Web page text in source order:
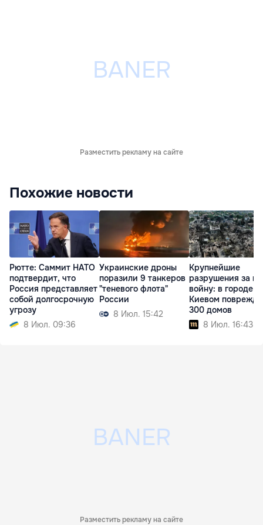
Разместить рекламу на сайте
Похожие новости
Рютте: Саммит НАТО
подтвердит, что
Россия представляет
собой долгосрочную
угрозу
8 Июл. 09:36
Украинские дроны
поразили 9 танкеров
"теневого флота"
России
8 Июл. 15:42
Крупнейшие
разрушения за
войну: в городе
Киевом
300 домов
8 Июл. 16:43
Разместить рекламу на сайте